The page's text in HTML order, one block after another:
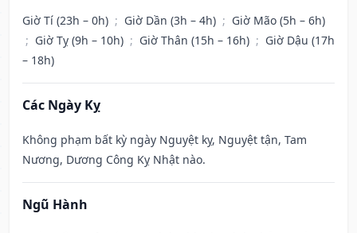
Giờ Tí (23h – 0h) ; Giờ Dần (3h – 4h) ; Giờ Mão (5h – 6h)
; Giờ Tỵ (9h – 10h) ; Giờ Thân (15h – 16h) ; Giờ Dậu (17h
– 18h)
Các Ngày Kỵ
Không phạm bất kỳ ngày Nguyệt kỵ, Nguyệt tận, Tam
Nương, Dương Công Kỵ Nhật nào.
Ngũ Hành